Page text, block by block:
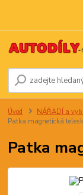
Úvod NÁŘADÍ a
Patka magnetická
Patka